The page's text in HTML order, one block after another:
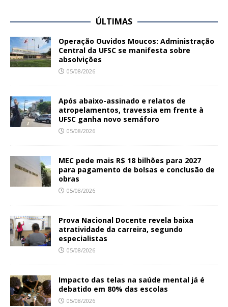
ÚLTIMAS
Operação Ouvidos Moucos: Administração
Central da UFSC se manifesta sobre
absolvições
05/08/2026
Após abaixo-assinado e relatos de
atropelamentos, travessia em frente à
UFSC ganha novo semáforo
05/08/2026
MEC pede mais R$ 18 bilhões para 2027
para pagamento de bolsas e conclusão de
obras
05/08/2026
Prova Nacional Docente revela baixa
atratividade da carreira, segundo
especialistas
05/08/2026
Impacto das telas na saúde mental já é
debatido em 80% das escolas
05/08/2026